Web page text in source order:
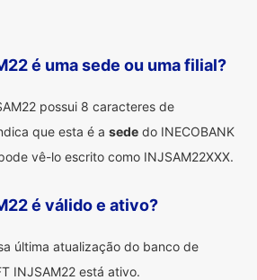
é uma sede ou uma filial?
possui 8 caracteres de
que esta é a sede do INECOBANK
vê-lo escrito como INJSAM22XXX.
é válido e ativo?
última atualização do banco de
INJSAM22 está ativo.